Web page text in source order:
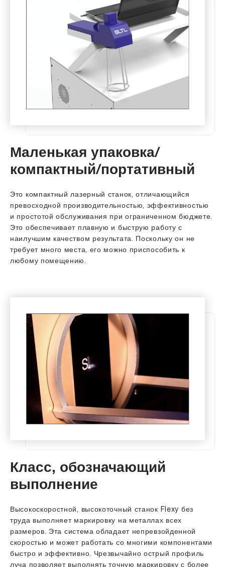
Маленькая упаковка/
компактный/портативный
Это компактный лазерный станок, отличающийся
превосходной производительностью, эффективностью
и простотой обслуживания при ограниченном бюджете.
Это обеспечивает плавную и быструю работу с
наилучшим качеством результата. Поскольку он не
требует много места, его можно приспособить к
любому помещению.
Класс, обозначающий
выполнение
Высокоскоростной, высокоточный станок Flexy без
труда выполняет маркировку на металлах всех
размеров. Эта система обладает непревзойденной
скоростью и может работать со многими компонентами
быстро и эффективно. Чрезвычайно острый профиль
луча позволяет выполнять точную маркировку с более